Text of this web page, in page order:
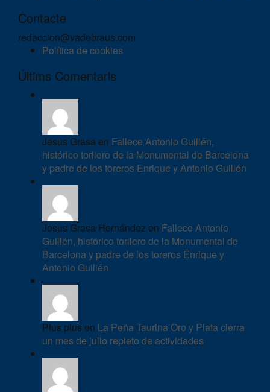
Contacte
redaccion@vadebraus.com
Política de cookies
Últims Comentaris
Jesus Grasa en Fallece Antonio Guillén,
histórico torilero de la Monumental de Barcelona
y padre de los toreros Enrique y Antonio Guillén
Jesus Grasa Hernández en Fallece Antonio
Guillén, histórico torilero de la Monumental de
Barcelona y padre de los toreros Enrique y
Antonio Guillén
Plus plus en La Peña Taurina Oro y Plata cierra
un mes de julio repleto de actividades